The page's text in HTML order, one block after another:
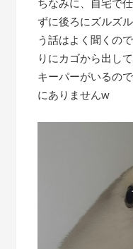
ちなみに、自宅で
ずに後ろにズルズ
う話はよく聞くの
りにカゴから出し
キーパーがいるの
にありませんw